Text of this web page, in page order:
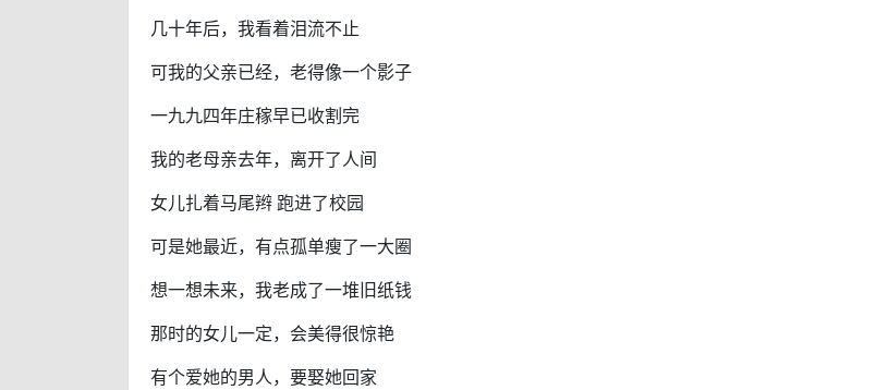
几十年后，我看着泪流不止
可我的父亲已经，老得像一个影子
一九九四年庄稼早已收割完
我的老母亲去年，离开了人间
女儿扎着马尾辫 跑进了校园
可是她最近，有点孤单瘦了一大圈
想一想未来，我老成了一堆旧纸钱
那时的女儿一定，会美得很惊艳
有个爱她的男人，要娶她回家